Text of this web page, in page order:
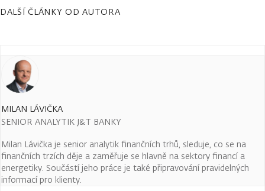
DALŠÍ ČLÁNKY OD AUTORA
MILAN LÁVIČKA
SENIOR ANALYTIK J&T BANKY
Milan Lávička je senior analytik finančních trhů, sleduje, co se na
finančních trzích děje a zaměřuje se hlavně na sektory financí a
energetiky. Součástí jeho práce je také připravování pravidelných
informací pro klienty.